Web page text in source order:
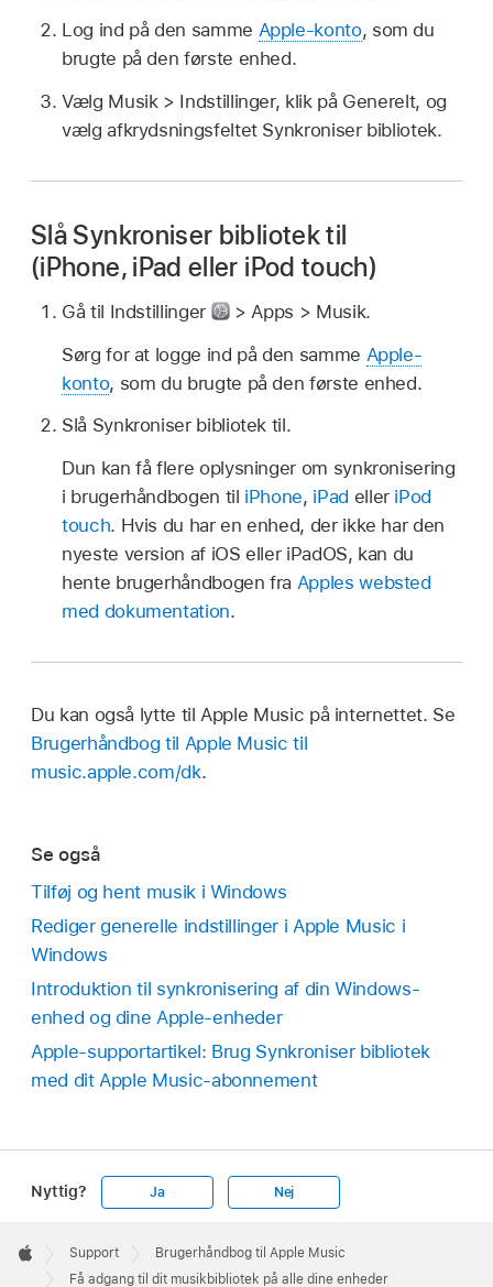
Log ind på den samme Apple-konto, som du
brugte på den første enhed.
Vælg Musik > Indstillinger, klik på Generelt, og
vælg afkrydsningsfeltet Synkroniser bibliotek.
Slå Synkroniser bibliotek til
(iPhone, iPad eller iPod touch)
Gå til Indstillinger
> Apps > Musik.
Sørg for at logge ind på den samme Apple-
konto, som du brugte på den første enhed.
Slå Synkroniser bibliotek til.
Dun kan få flere oplysninger om synkronisering
i brugerhåndbogen til iPhone, iPad eller iPod
touch. Hvis du har en enhed, der ikke har den
nyeste version af iOS eller iPadOS, kan du
hente brugerhåndbogen fra Apples websted
med dokumentation.
Du kan også lytte til Apple Music på internettet. Se
Brugerhåndbog til Apple Music til
music.apple.com/dk.
Se også
Tilføj og hent musik i Windows
Rediger generelle indstillinger i Apple Music i
Windows
Introduktion til synkronisering af din Windows-
enhed og dine Apple-enheder
Apple-supportartikel: Brug Synkroniser bibliotek
med dit Apple Music-abonnement
Nyttig? Ja Nej
Footer

Apple
Support
Brugerhåndbog til Apple Music
Få adgang til dit musikbibliotek på alle dine enheder